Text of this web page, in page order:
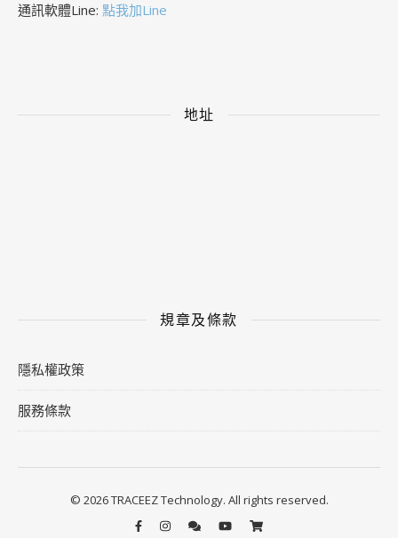
通訊軟體Line: 點我加Line
地址
規章及條款
隱私權政策
服務條款
© 2026 TRACEEZ Technology. All rights reserved.